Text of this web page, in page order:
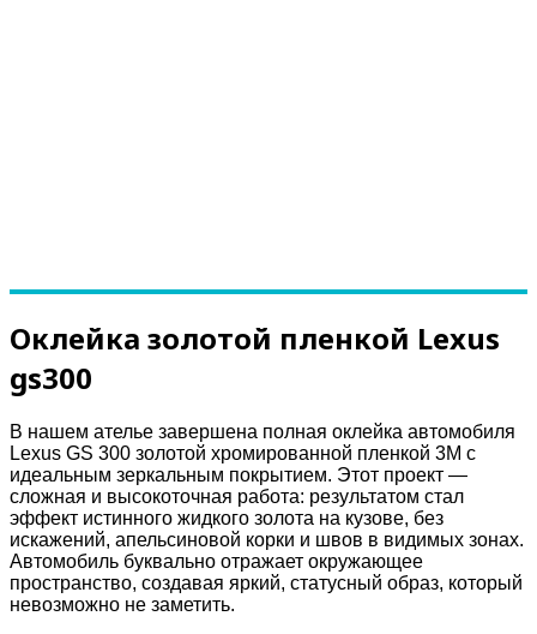
Оклейка золотой пленкой Lexus
gs300
В нашем ателье завершена полная оклейка автомобиля
Lexus GS 300 золотой хромированной пленкой 3M с
идеальным зеркальным покрытием. Этот проект —
сложная и высокоточная работа: результатом стал
эффект истинного жидкого золота на кузове, без
искажений, апельсиновой корки и швов в видимых зонах.
Автомобиль буквально отражает окружающее
пространство, создавая яркий, статусный образ, который
невозможно не заметить.